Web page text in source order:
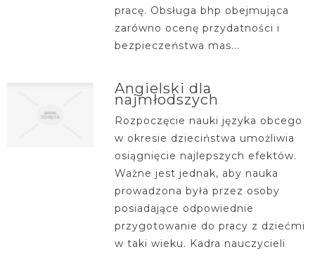
pracę. Obsługa bhp obejmująca
zarówno ocenę przydatności i
bezpieczeństwa mas...
Angielski dla
najmłodszych
Rozpoczęcie nauki języka obcego
w okresie dzieciństwa umożliwia
osiągnięcie najlepszych efektów.
Ważne jest jednak, aby nauka
prowadzona była przez osoby
posiadające odpowiednie
przygotowanie do pracy z dziećmi
w taki wieku. Kadra nauczycieli